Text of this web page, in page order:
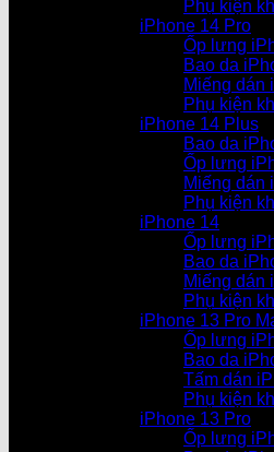
Phụ kiện
iPhone 14 Pro
Ốp lưng
Bao da
Miếng dán
Phụ kiện
iPhone 14 Plus
Bao da
Ốp lưng
Miếng dán
Phụ kiện
iPhone 14
Ốp lưng
Bao da
Miếng dán
Phụ kiện
iPhone 13 Pro
Ốp lưng
Bao da
Tấm dán
Phụ kiện
iPhone 13 Pro
Ốp lưng